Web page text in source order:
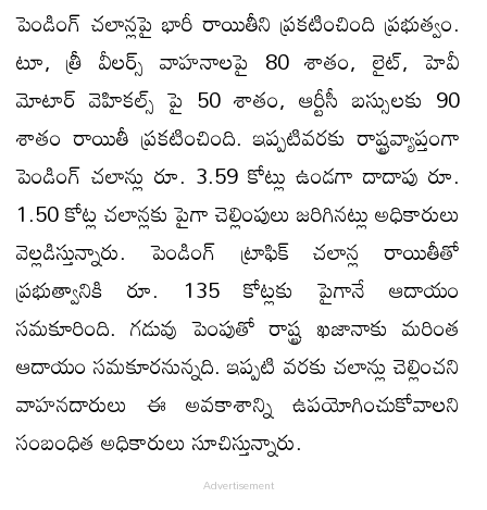
పెండింగ్ చలాన్లపై భారీ రాయితీని ప్రకటించింది ప్రభుత్వం.
టూ, త్రీ వీలర్స్ వాహనాలపై 80 శాతం, లైట్, హెవీ
మోటార్ వెహికల్స్ పై 50 శాతం, ఆర్టీసీ బస్సులకు 90
శాతం రాయితీ ప్రకటించింది. ఇప్పటివరకు రాష్ట్రవ్యాప్తంగా
పెండింగ్‌ చలాన్లు రూ. 3.59 కోట్లు ఉండగా దాదాపు రూ.
1.50 కోట్ల చలాన్లకు పైగా చెల్లింపులు జరిగినట్లు అధికారులు
వెల్లడిస్తున్నారు. పెండింగ్‌ ట్రాఫిక్‌ చలాన్ల రాయితీతో
ప్రభుత్వానికి రూ. 135 కోట్లకు పైగానే ఆదాయం
సమకూరింది. గడువు పెంపుతో రాష్ట్ర ఖజానాకు మరింత
ఆదాయం సమకూరనున్నది. ఇప్పటి వరకు చలాన్లు చెల్లించని
వాహనదారులు ఈ అవకాశాన్ని ఉపయోగించుకోవాలని
సంబంధిత అధికారులు సూచిస్తున్నారు.